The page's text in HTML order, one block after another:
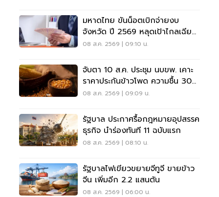
มหาดไทย ขันน็อตเบิกจ่ายงบ
จังหวัด ปี 2569 หลุดเป้าไกลเฉียด
40%
08 ส.ค. 2569 | 09:10 น.
จับตา 10 ส.ค. ประชุม นบขพ. เคาะ
ราคาประกันข้าวโพด ความชื้น 30%
ราคา 7.50 บาทต่อกิโลกรัม
08 ส.ค. 2569 | 09:09 น.
รัฐบาล ประกาศรื้อกฎหมายอุปสรรค
ธุรกิจ นำร่องทันที 11 ฉบับแรก
08 ส.ค. 2569 | 08:10 น.
รัฐบาลไฟเขียวขยายจีทูจี ขายข้าว
จีน เพิ่มอีก 2.2 แสนตัน
08 ส.ค. 2569 | 06:00 น.